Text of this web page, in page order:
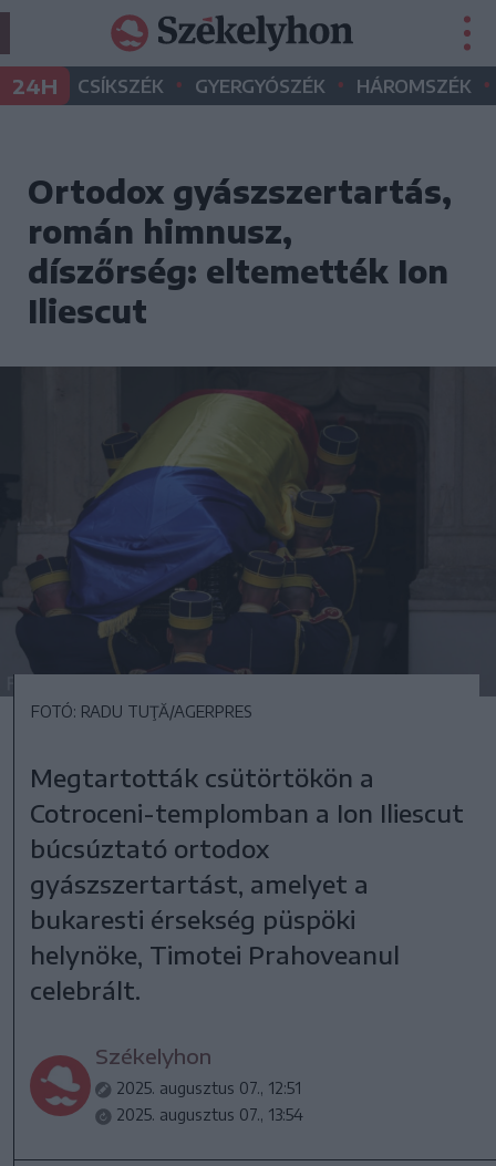
24H CSÍKSZÉK • GYERGYÓSZÉK • HÁROMSZÉK •
Ortodox gyászszertartás,
román himnusz,
díszőrség: eltemették Ion
Iliescut
FOTÓ: RADU TUŢĂ/AGERPRES
Megtartották csütörtökön a
Cotroceni-templomban a Ion Iliescut
búcsúztató ortodox
gyászszertartást, amelyet a
bukaresti érsekség püspöki
helynöke, Timotei Prahoveanul
celebrált.
Székelyhon
2025. augusztus 07., 12:51
2025. augusztus 07., 13:54